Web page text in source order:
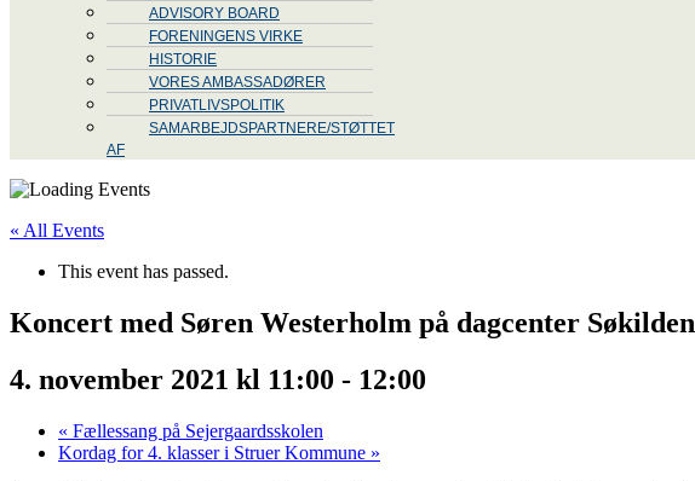
ADVISORY BOARD
FORENINGENS VIRKE
HISTORIE
VORES AMBASSADØRER
PRIVATLIVSPOLITIK
SAMARBEJDSPARTNERE/STØTTET
AF
« All Events
This event has passed.
Koncert med Søren Westerholm på dagcenter Søkilden
4. november 2021 kl 11:00 - 12:00
« Fællessang på Sejergaardsskolen
Kordag for 4. klasser i Struer Kommune »